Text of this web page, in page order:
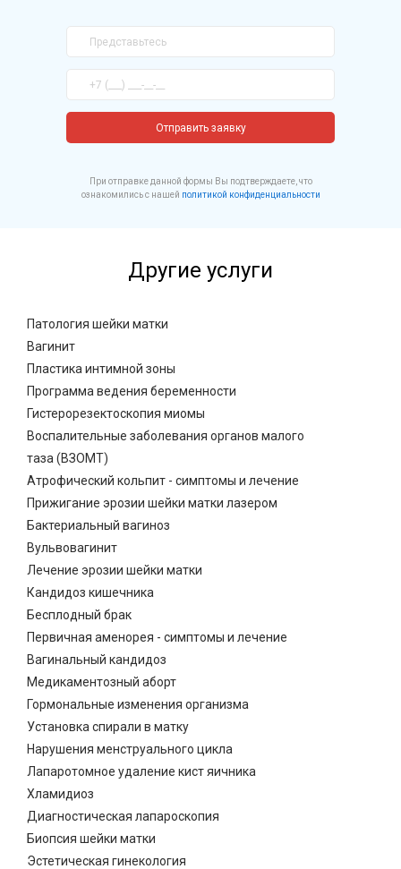
Отправить заявку
При отправке данной формы Вы подтверждаете, что
ознакомились с нашей политикой конфиденциальности
Другие услуги
Патология шейки матки
Вагинит
Пластика интимной зоны
Программа ведения беременности
Гистерорезектоскопия миомы
Воспалительные заболевания органов малого
таза (ВЗОМТ)
Атрофический кольпит - симптомы и лечение
Прижигание эрозии шейки матки лазером
Бактериальный вагиноз
Вульвовагинит
Лечение эрозии шейки матки
Кандидоз кишечника
Бесплодный брак
Первичная аменорея - симптомы и лечение
Вагинальный кандидоз
Медикаментозный аборт
Гормональные изменения организма
Установка спирали в матку
Нарушения менструального цикла
Лапаротомное удаление кист яичника
Хламидиоз
Диагностическая лапароскопия
Биопсия шейки матки
Эстетическая гинекология